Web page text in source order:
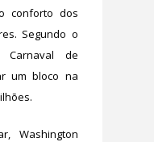
conforto dos
Segundo o
Carnaval de
um bloco na
Washington